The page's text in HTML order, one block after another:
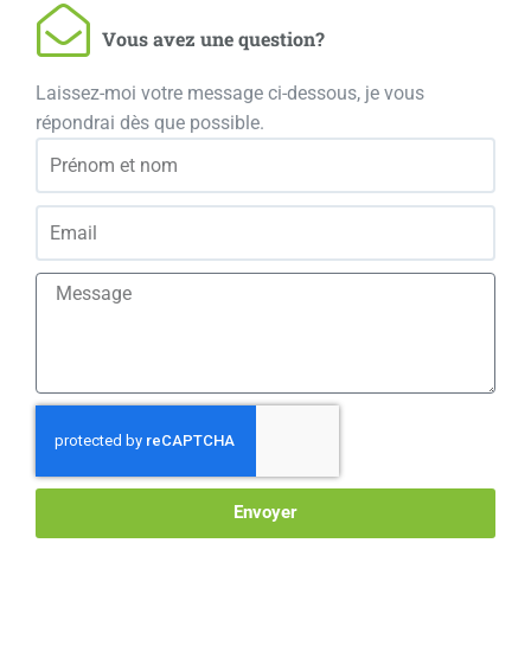
Vous avez une question?
Laissez-moi votre message ci-dessous, je vous
répondrai dès que possible.
Envoyer